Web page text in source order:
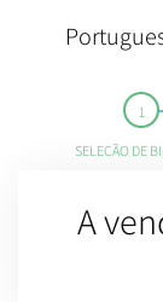
SELEÇÃO DE
A